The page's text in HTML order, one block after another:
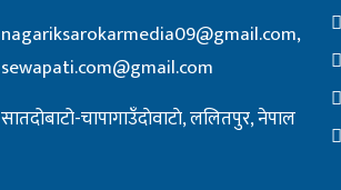
nagariksarokarmedia09@gmail.com,
sewapati.com@gmail.com
सातदोबाटो-चापागाउँदाेवाटाे, ललितपुर, नेपाल